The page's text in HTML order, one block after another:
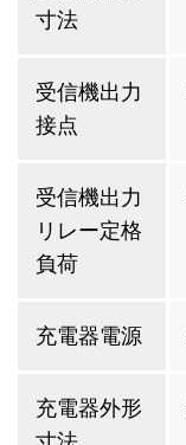
寸法
受信機出力
接点
受信機出力
リレー定格
負荷
充電器電源
充電器外形